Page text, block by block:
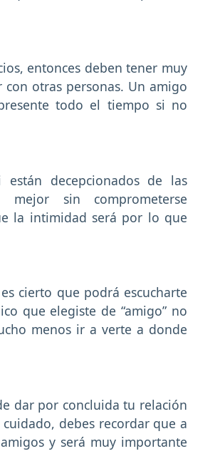
entonces deben tener muy
otras personas. Un amigo
todo el tiempo si no
decepcionados de las
sin comprometerse
la intimidad será por lo que
cierto que podrá escucharte
que elegiste de “amigo” no
menos ir a verte a donde
dar por concluida tu relación
debes recordar que a
y será muy importante